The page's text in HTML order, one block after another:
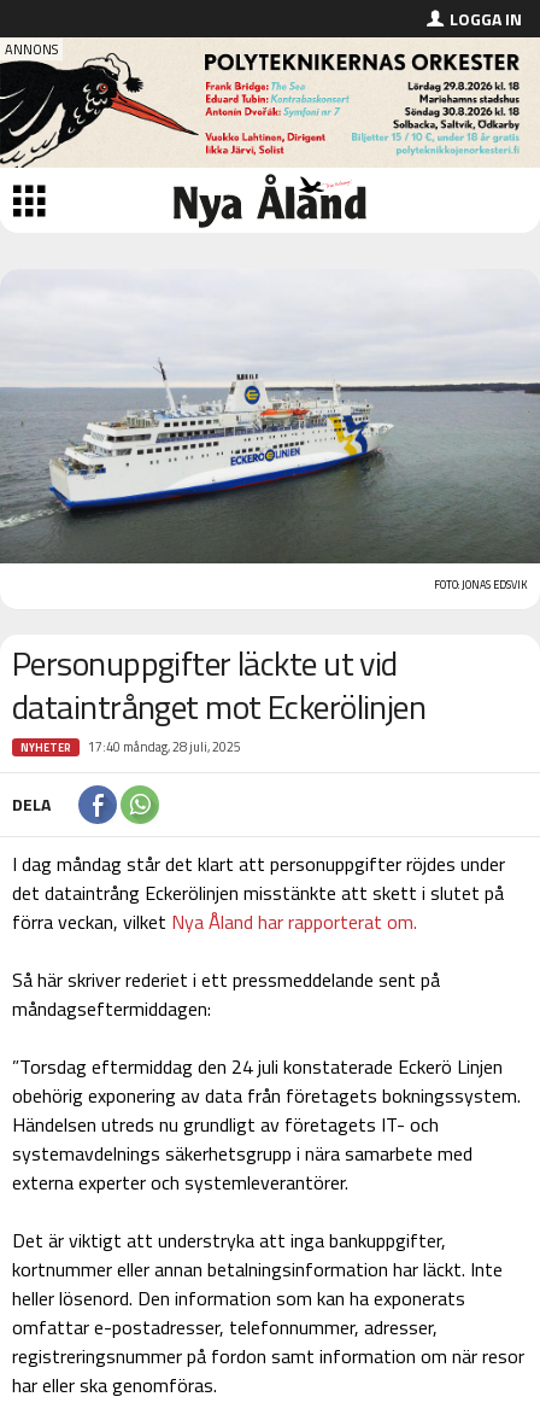
LOGGA IN
FOTO: JONAS EDSVIK
Personuppgifter läckte ut vid
dataintrånget mot Eckerölinjen
NYHETER 17:40 måndag, 28 juli, 2025
DELA
I dag måndag står det klart att personuppgifter röjdes under
det dataintrång Eckerölinjen misstänkte att skett i slutet på
förra veckan, vilket Nya Åland har rapporterat om.
Så här skriver rederiet i ett pressmeddelande sent på
måndagseftermiddagen:
”Torsdag eftermiddag den 24 juli konstaterade Eckerö Linjen
obehörig exponering av data från företagets bokningssystem.
Händelsen utreds nu grundligt av företagets IT- och
systemavdelnings säkerhetsgrupp i nära samarbete med
externa experter och systemleverantörer.
Det är viktigt att understryka att inga bankuppgifter,
kortnummer eller annan betalningsinformation har läckt. Inte
heller lösenord. Den information som kan ha exponerats
omfattar e-postadresser, telefonnummer, adresser,
registreringsnummer på fordon samt information om när resor
har eller ska genomföras.